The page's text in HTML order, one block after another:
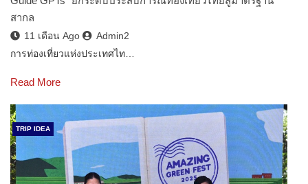
สากล
11 เดือน Ago
Admin2
การท่องเที่ยวแห่งประเทศไท…
Read More
TRIP IDEA